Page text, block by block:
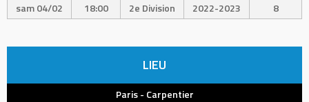
sam 04/02
18:00 2e Division 2022-2023 8
LIEU
Paris - Carpentier